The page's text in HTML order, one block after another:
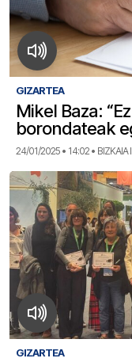
GIZARTEA
Mikel Baza:
borondateak
24/01/2025 • 14:02 • BIZKAIA
GIZARTEA